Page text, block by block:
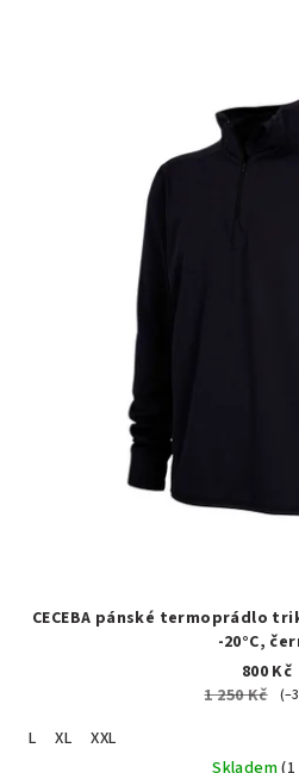
CECEBA pánské termoprádlo
-20°C,
800 Kč
1 250 Kč
L XL
XXL
Skladem(1